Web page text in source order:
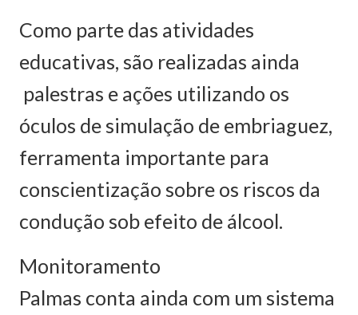
Como parte das atividades
educativas, são realizadas ainda
palestras e ações utilizando os
óculos de simulação de embriaguez,
ferramenta importante para
conscientização sobre os riscos da
condução sob efeito de álcool.
Monitoramento
Palmas conta ainda com um sistema